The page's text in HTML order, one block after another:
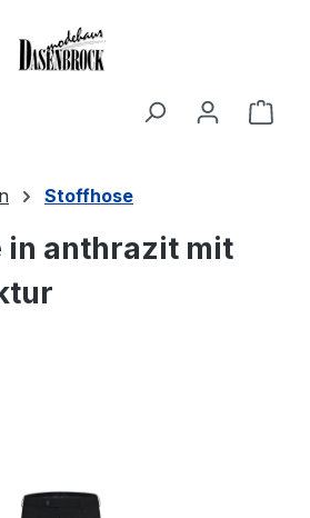
Stoffhose
in anthrazit mit